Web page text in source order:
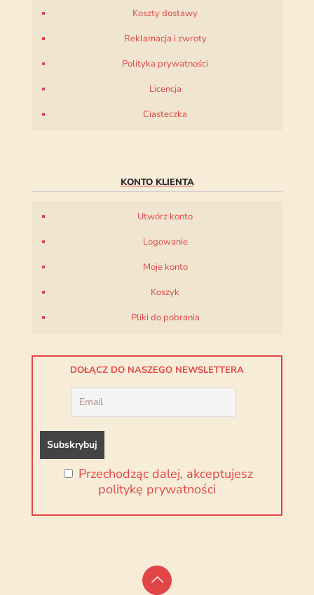
Koszty dostawy
Reklamacja i zwroty
Polityka prywatności
Licencja
Ciasteczka
KONTO KLIENTA
Utwórz konto
Logowanie
Moje konto
Koszyk
Pliki do pobrania
DOŁĄCZ DO NASZEGO NEWSLETTERA
Przechodząc dalej, akceptujesz
politykę prywatności